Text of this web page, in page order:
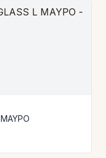
ΜΑΥΡΟ